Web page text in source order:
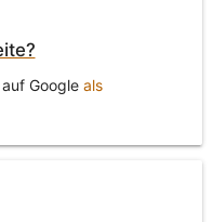
Google als